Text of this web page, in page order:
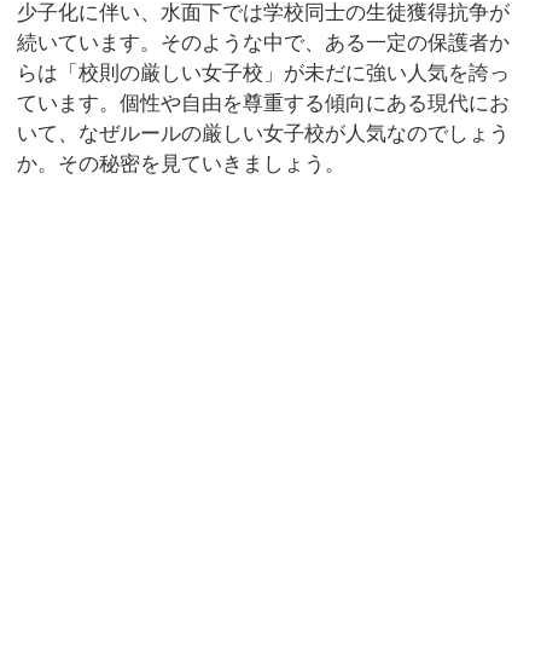
少子化に伴い、水面下では学校同士の生徒獲得抗争が
続いています。そのような中で、ある一定の保護者か
らは「校則の厳しい女子校」が未だに強い人気を誇っ
ています。個性や自由を尊重する傾向にある現代にお
いて、なぜルールの厳しい女子校が人気なのでしょう
か。その秘密を見ていきましょう。